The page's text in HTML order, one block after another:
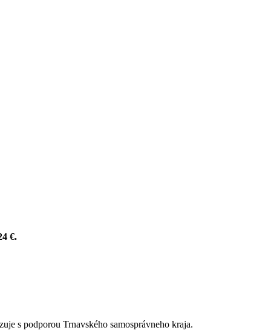
€.
s podporou Trnavského samosprávneho kraja.